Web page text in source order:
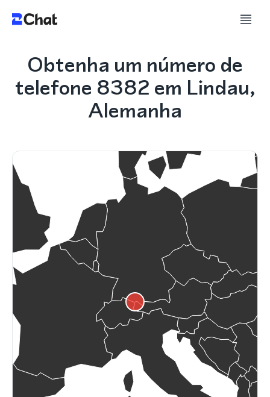
Obtenha um número de
telefone 8382 em Lindau,
Alemanha